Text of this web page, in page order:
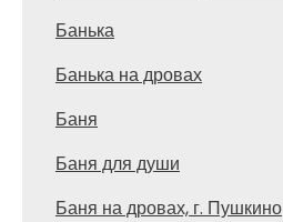
Банька
Банька на дровах
Баня
Баня для души
Баня на дровах, г. Пушкино